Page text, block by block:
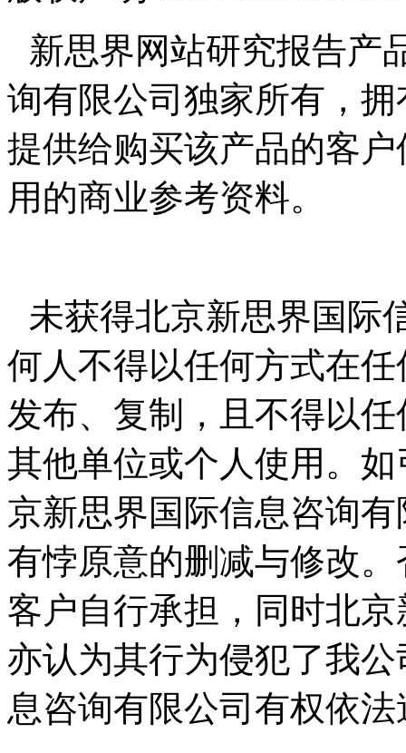
新思界网站研究报告产
询有限公司独家所有，
提供给购买该产品的客
用的商业参考资料。
未获得北京新思界国际
何人不得以任何方式在
发布、复制，且不得以
其他单位或个人使用。
京新思界国际信息咨询
有悖原意的删减与修改
客户自行承担，同时北
亦认为其行为侵犯了我
息咨询有限公司有权依